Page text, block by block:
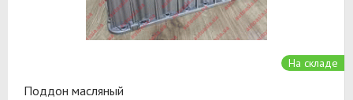
На складе
Поддон масляный